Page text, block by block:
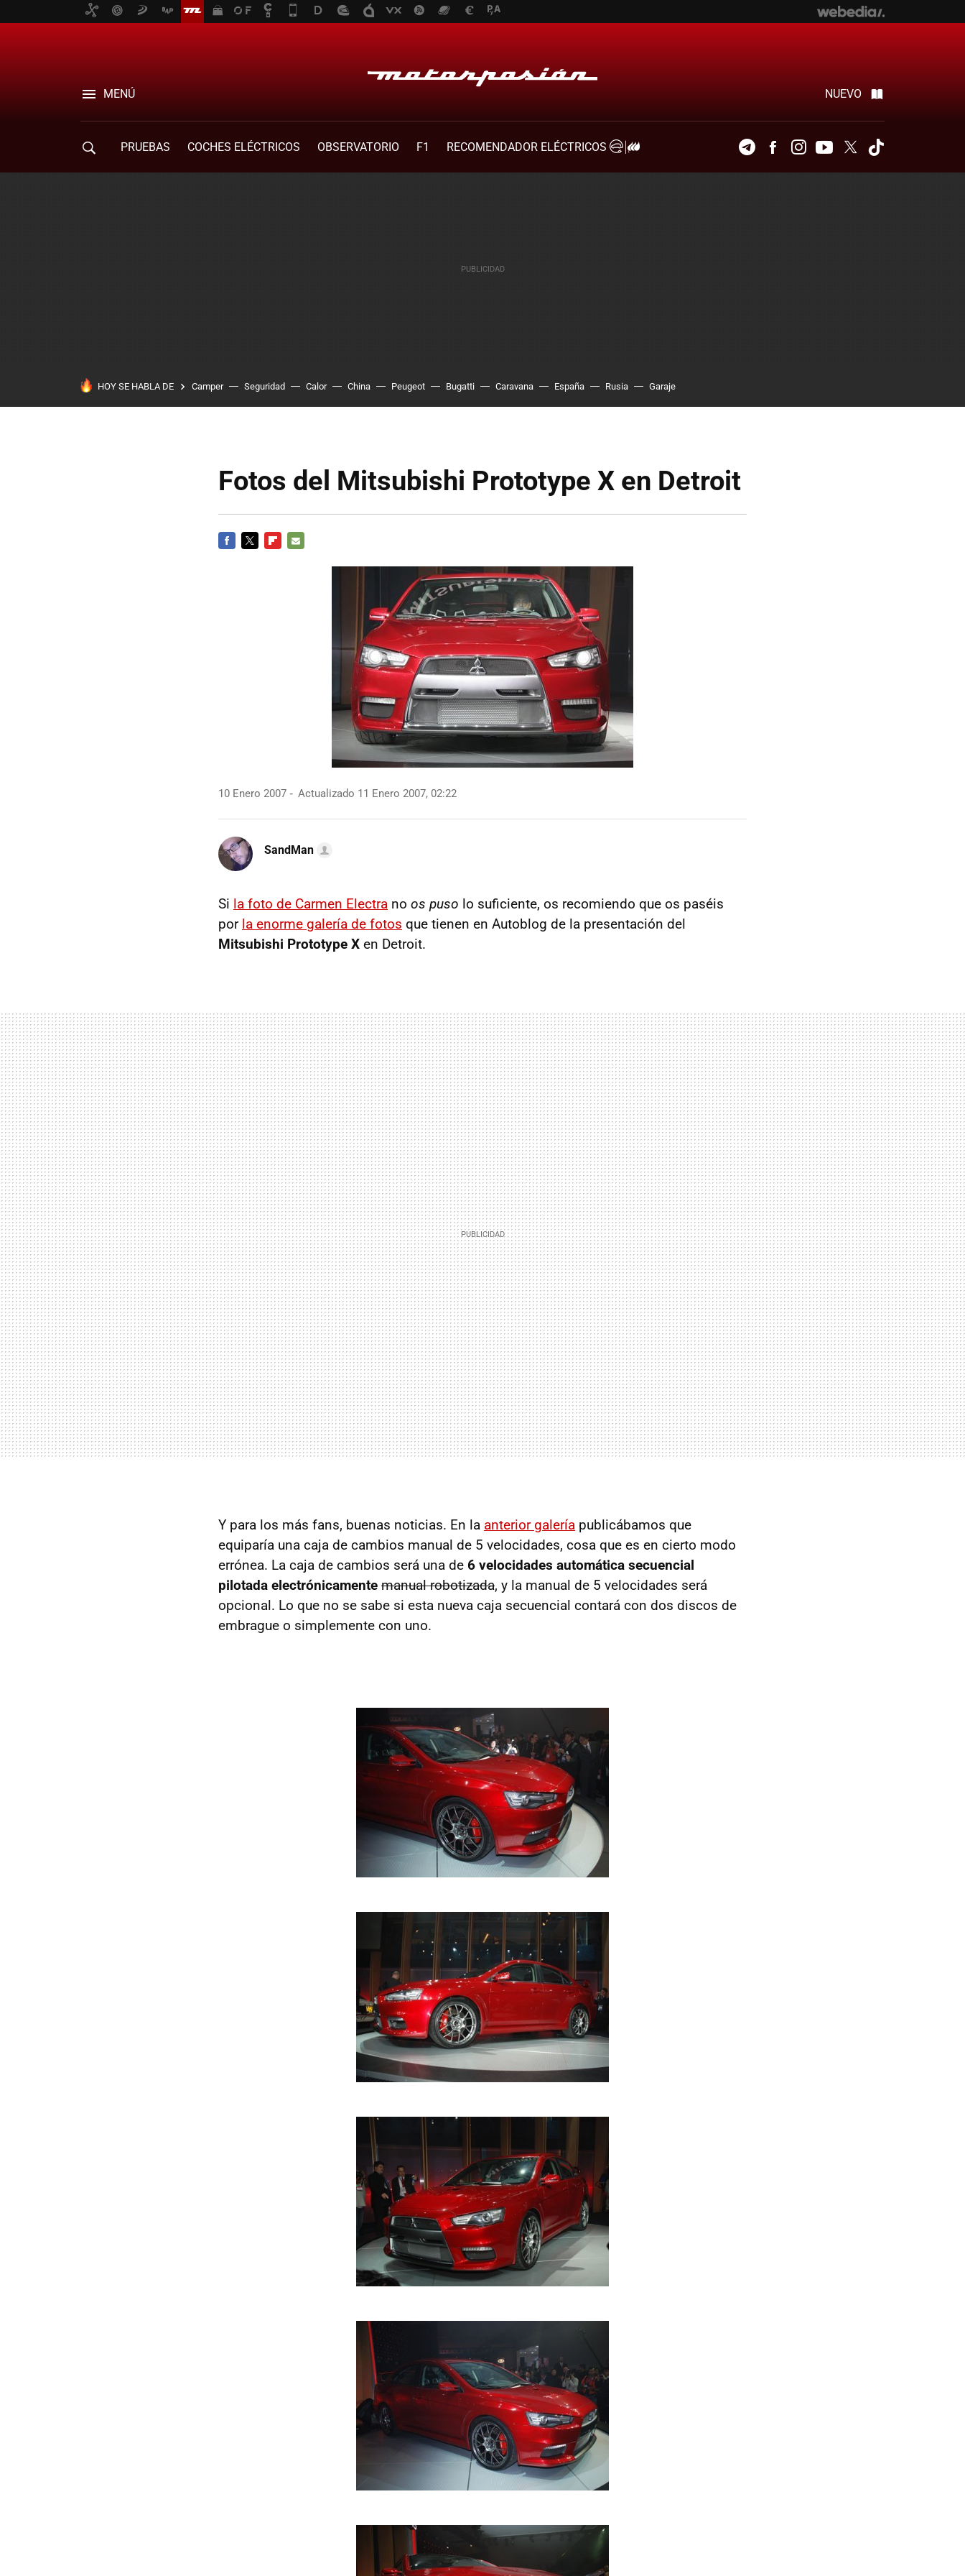
MENÚ NUEVO
PRUEBAS COCHES ELÉCTRICOS OBSERVATORIO F1
RECOMENDADOR ELÉCTRICOS
TelegramFacebookInstagramYoutubeTwitter
HOY SE HABLA DE Camper Seguridad Calor China Peugeot Bugatti Caravana España Rusia Garaje
Fotos del Mitsubishi Prototype X en Detroit
10 Enero 2007 Actualizado 11 Enero 2007, 02:22
SandMan
Si la foto de Carmen Electra no os puso lo suficiente, os recomiendo que os paséis
por la enorme galería de fotos que tienen en Autoblog de la presentación del
Mitsubishi Prototype X en Detroit.
Y para los más fans, buenas noticias. En la anterior galería publicábamos que
equiparía una caja de cambios manual de 5 velocidades, cosa que es en cierto modo
errónea. La caja de cambios será una de 6 velocidades automática secuencial
pilotada electrónicamente manual robotizada, y la manual de 5 velocidades será
opcional. Lo que no se sabe si esta nueva caja secuencial contará con dos discos de
embrague o simplemente con uno.